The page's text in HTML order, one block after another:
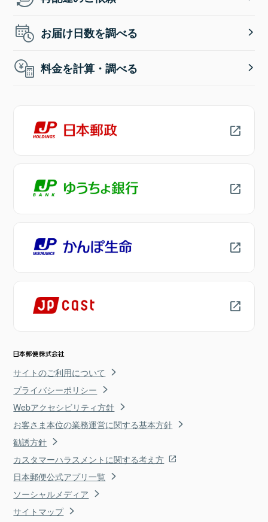
お届け日数を調べる
料金を計算・調べる
サイトのご利用について
プライバシーポリシー
Webアクセシビリティ方針
お客さま本位の業務運営に関する基本方針
勧誘方針
カスタマーハラスメントに関する考え方
日本郵便公式アプリ一覧
ソーシャルメディア
サイトマップ